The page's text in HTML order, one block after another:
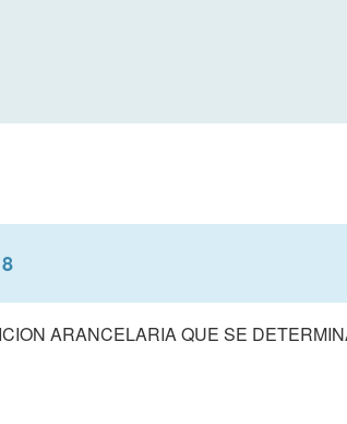
ARANCELARIA QUE SE